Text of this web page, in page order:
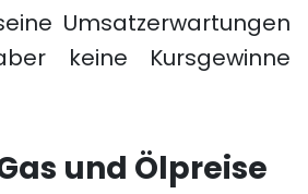
Umsatzerwartungen
keine Kursgewinne
und Ölpreise